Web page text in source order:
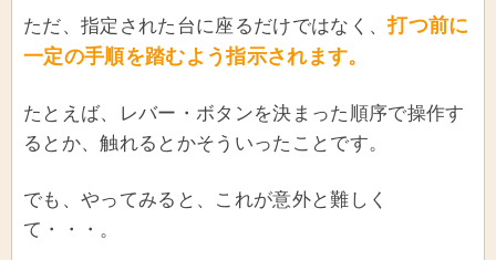
ただ、指定された台に座るだけではなく、打つ前に
一定の手順を踏むよう指示されます。
たとえば、レバー・ボタンを決まった順序で操作す
るとか、触れるとかそういったことです。
でも、やってみると、これが意外と難しく
て・・・。